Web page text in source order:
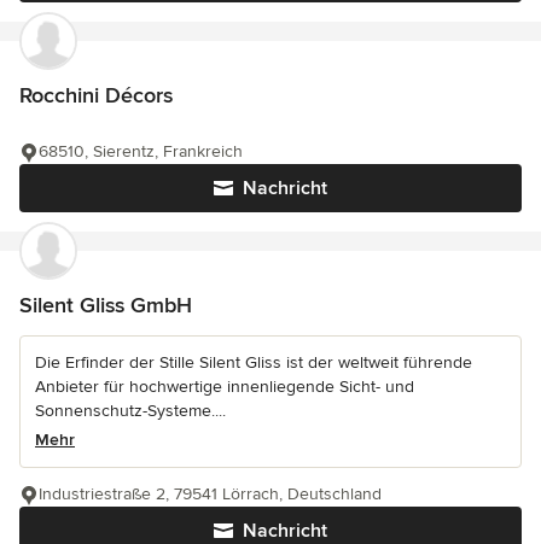
Rocchini Décors
Nachricht
68510, Sierentz, Frankreich
Silent Gliss GmbH
Die Erfinder der Stille Silent Gliss ist der weltweit führende
Anbieter für hochwertige innenliegende Sicht- und
Sonnenschutz-Systeme....
Mehr
Nachricht
Industriestraße 2, 79541 Lörrach, Deutschland